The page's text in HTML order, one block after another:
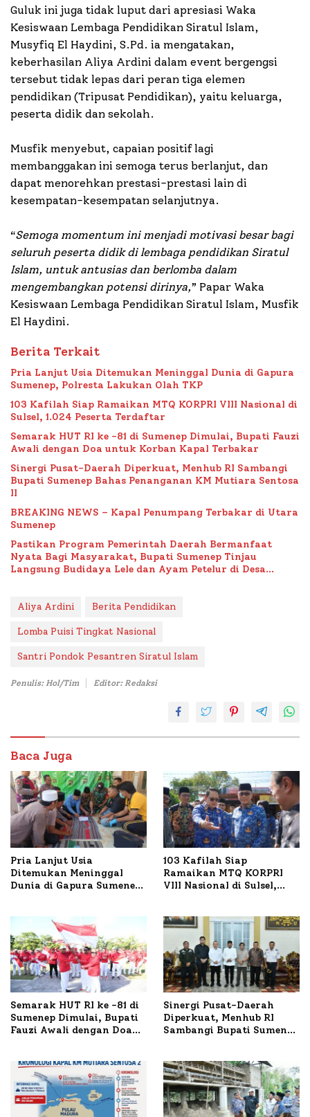
Guluk ini juga tidak luput dari apresiasi Waka
Kesiswaan Lembaga Pendidikan Siratul Islam,
Musyfiq El Haydini, S.Pd. ia mengatakan,
keberhasilan Aliya Ardini dalam event bergengsi
tersebut tidak lepas dari peran tiga elemen
pendidikan (Tripusat Pendidikan), yaitu keluarga,
peserta didik dan sekolah.
Musfik menyebut, capaian positif lagi
membanggakan ini semoga terus berlanjut, dan
dapat menorehkan prestasi-prestasi lain di
kesempatan-kesempatan selanjutnya.
“Semoga momentum ini menjadi motivasi besar bagi
seluruh peserta didik di lembaga pendidikan Siratul
Islam, untuk antusias dan berlomba dalam
mengembangkan potensi dirinya,” Papar Waka
Kesiswaan Lembaga Pendidikan Siratul Islam, Musfik
El Haydini.
Berita Terkait
Pria Lanjut Usia Ditemukan Meninggal Dunia di Gapura
Sumenep, Polresta Lakukan Olah TKP
103 Kafilah Siap Ramaikan MTQ KORPRI VIII Nasional di
Sulsel, 1.024 Peserta Terdaftar
Semarak HUT RI ke -81 di Sumenep Dimulai, Bupati Fauzi
Awali dengan Doa untuk Korban Kapal Terbakar
Sinergi Pusat-Daerah Diperkuat, Menhub RI Sambangi
Bupati Sumenep Bahas Penanganan KM Mutiara Sentosa
II
BREAKING NEWS – Kapal Penumpang Terbakar di Utara
Sumenep
Pastikan Program Pemerintah Daerah Bermanfaat
Nyata Bagi Masyarakat, Bupati Sumenep Tinjau
Langsung Budidaya Lele dan Ayam Petelur di Desa
Aliya Ardini Berita Pendidikan
Lomba Puisi Tingkat Nasional
Santri Pondok Pesantren Siratul Islam
Penulis: Hol/Tim Editor: Redaksi
Baca Juga
Pria Lanjut Usia
Ditemukan Meninggal
Dunia di Gapura Sumenep,
103 Kafilah Siap
Ramaikan MTQ KORPRI
VIII Nasional di Sulsel,
Semarak HUT RI ke -81 di
Sumenep Dimulai, Bupati
Fauzi Awali dengan Doa
Sinergi Pusat-Daerah
Diperkuat, Menhub RI
Sambangi Bupati Sumenep